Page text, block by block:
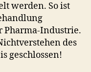
werden. So ist
Pharma-Industrie.
des
geschlossen!